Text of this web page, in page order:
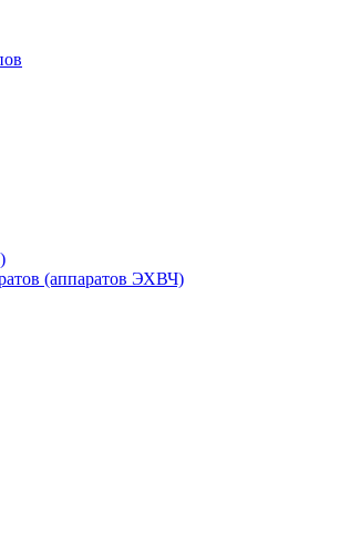
(аппаратов ЭХВЧ)